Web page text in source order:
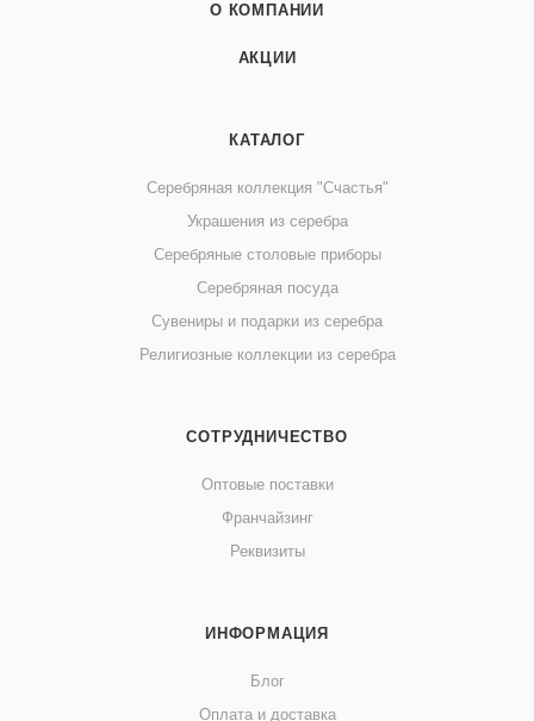
О КОМПАНИИ
АКЦИИ
КАТАЛОГ
Серебряная коллекция "Счастья"
Украшения из серебра
Серебряные столовые приборы
Серебряная посуда
Сувениры и подарки из серебра
Религиозные коллекции из серебра
СОТРУДНИЧЕСТВО
Оптовые поставки
Франчайзинг
Реквизиты
ИНФОРМАЦИЯ
Блог
Оплата и доставка